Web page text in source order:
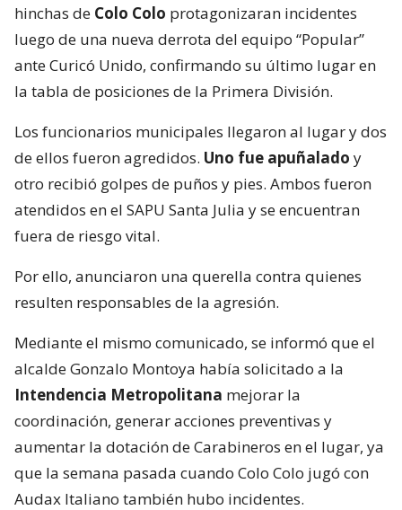
hinchas de Colo Colo protagonizaran incidentes
luego de una nueva derrota del equipo “Popular”
ante Curicó Unido, confirmando su último lugar en
la tabla de posiciones de la Primera División.
Los funcionarios municipales llegaron al lugar y dos
de ellos fueron agredidos. Uno fue apuñalado y
otro recibió golpes de puños y pies. Ambos fueron
atendidos en el SAPU Santa Julia y se encuentran
fuera de riesgo vital.
Por ello, anunciaron una querella contra quienes
resulten responsables de la agresión.
Mediante el mismo comunicado, se informó que el
alcalde Gonzalo Montoya había solicitado a la
Intendencia Metropolitana mejorar la
coordinación, generar acciones preventivas y
aumentar la dotación de Carabineros en el lugar, ya
que la semana pasada cuando Colo Colo jugó con
Audax Italiano también hubo incidentes.